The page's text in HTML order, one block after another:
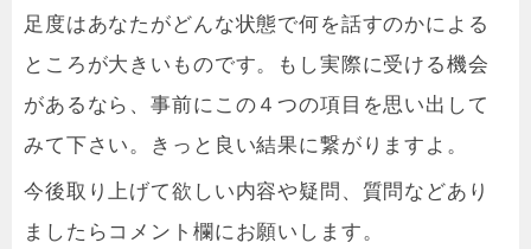
足度はあなたがどんな状態で何を話すのかによる
ところが大きいものです。もし実際に受ける機会
があるなら、事前にこの４つの項目を思い出して
みて下さい。きっと良い結果に繋がりますよ。
今後取り上げて欲しい内容や疑問、質問などあり
ましたらコメント欄にお願いします。